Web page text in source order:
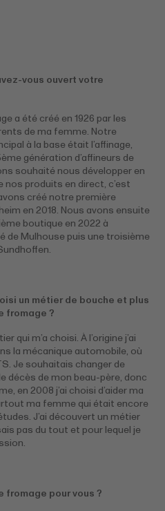
vous ouvert votre
a été créé en 1926 par les
de ma femme. Notre
à la base était l’affinage,
génération d’affineurs de
souhaité nous développer en
nos produits en direct, c’est
créé notre première
en 2018. Nous avons ensuite
boutique en 2022 à
de Mulhouse puis une troisième
un métier de bouche et plus
fromage ?
qui m’a choisi. À l’origine j’ai
la mécanique automobile, où
Je souhaitais changer de
décès de mon beau-père, donc
en 2008 j’ai choisi d’aider ma
ma femme qui était encore
J’ai découvert un métier
pas du tout et pour lequel je
fromage pour vous ?